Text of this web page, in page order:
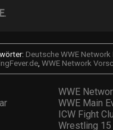
Deutsche WWE Network
, WWE Network
WWE
WWE Main
ICW Fight
Wrestling 15